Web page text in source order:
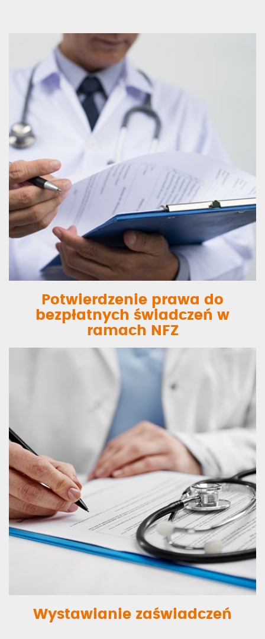
Potwierdzenie prawa do
bezpłatnych świadczeń w
ramach NFZ
Wystawianie zaświadczeń